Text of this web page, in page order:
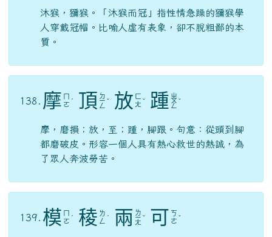
沐猴，獼猴。「沐猴而冠」指性情急躁的獼猴學
人穿戴冠帽。比喻人虛有表象，卻不脫粗鄙的本
質。
138. 摩 ㄇ
ㄛ
頂 ㄉ
ㄧ
ㄥ 放 ㄈ
ㄤ
踵 ㄓ
ㄨ
ㄥ
摩，磨損；放，至；踵，腳跟。句意：從頭到腳
都磨破皮。形容一個人具有熱心救世的熱誠，為
了眾人奔波勞苦。
139. 模 ㄇ
ㄛ
稜 ㄌ
ㄥ
兩 ㄌ
ㄧ
ㄤ 可
ㄎ
ㄜ